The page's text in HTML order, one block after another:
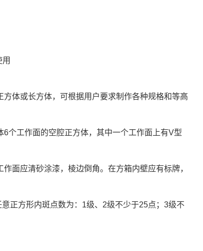
体或长方体，可根据用户要求制作各种规格和等高
个工作面的空腔正方体，其中一个工作面上有V型
面应清砂涂漆，棱边倒角。在方箱内壁应有标牌，
正方形内斑点数为：1级、2级不少于25点；3级不